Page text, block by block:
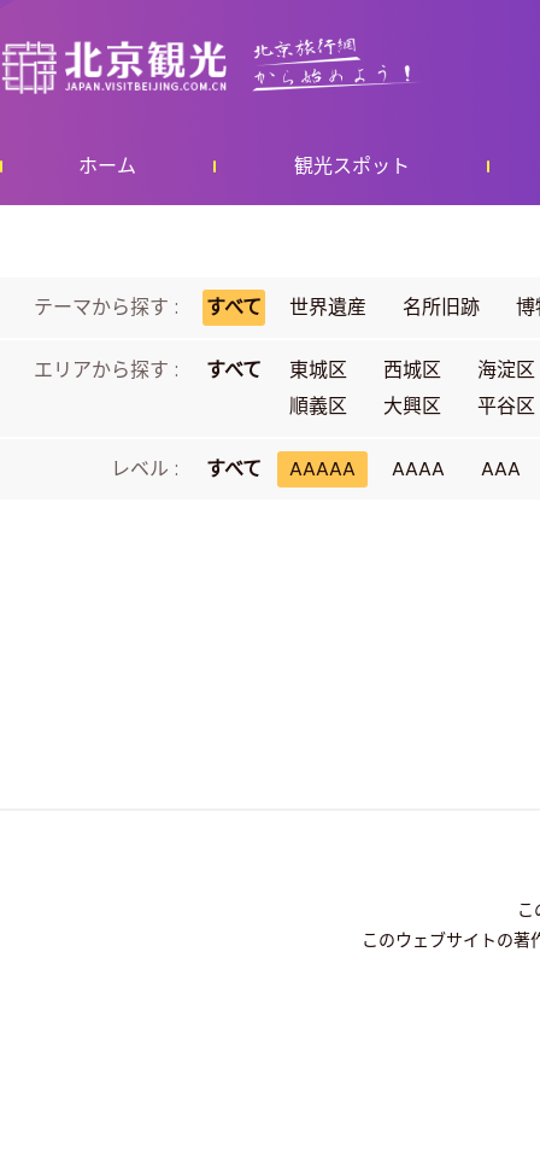
ホーム 観光スポット
テーマから探す : すべて 世界遺産 名所旧跡
エリアから探す : すべて 東城区 西城区
海淀区
順義区
大興区 平谷区
レベル : すべて AAAAA AAAA AAA
このウェブサイトの